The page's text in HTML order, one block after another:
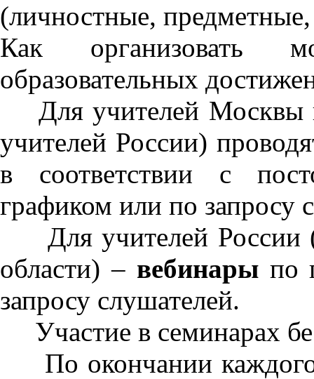
(личностные,
Как организовать
образовательных
Для учителей Москвы
учителей России)
в соответствии с
графиком или по запросу
Для учителей России
области) – вебинары по
запросу слушателей.
Участие в семинарах
По окончании каждого